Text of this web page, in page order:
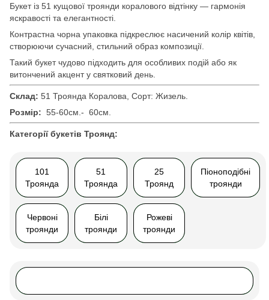
Букет із 51 кущової троянди коралового відтінку — гармонія
яскравості та елегантності.
Контрастна чорна упаковка підкреслює насичений колір квітів,
створюючи сучасний, стильний образ композиції.
Такий букет чудово підходить для особливих подій або як
витончений акцент у святковий день.
Склад: 51 Троянда Коралова, Сорт: Жизель.
Розмір: 55-60см.- 60см.
Категорії букетів Троянд:
101
Троянда
51
Троянда
25
Троянд
Піоноподібні
троянди
Червоні
троянди
Білі
троянди
Рожеві
троянди